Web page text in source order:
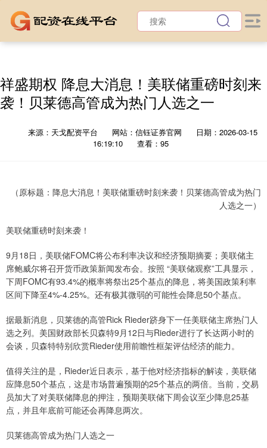
祥盛期权 降息大消息！美联储重磅时刻来
袭！贝莱德高管成为热门人选之一
来源：天戈配资平台 网站：信钰证券官网
日期：2026-03-15
16:19:10
查看：95
（原标题：降息大消息！美联储重磅时刻来袭！贝莱德高管成为热门
人选之一）
美联储重磅时刻来袭！
9月18日，美联储FOMC将公布利率决议和经济预期摘要；美联储主
席鲍威尔将召开货币政策新闻发布会。按照 “美联储观察”工具显示，
下周FOMC有93.4%的概率将祭出25个基点的降息，将美国政策利率
区间下降至4%-4.25%。还有极其微弱的可能性会降息50个基点。
据最新消息，贝莱德的高管Rick Rieder跻身下一任美联储主席热门人
选之列。美国财政部长贝森特9月12日与Rieder进行了长达两小时的
会谈，贝森特特别欣赏Rieder使用前瞻性框架评估经济的能力。
值得关注的是，Rieder近日表示，基于他对经济指标的解读，美联储
应降息50个基点，这是市场普遍预期的25个基点的两倍。当前，交易
员加大了对美联储降息的押注，预期美联储下周会议至少降息25基
点，并且年底前可能还会再降息两次。
贝莱德高管成为热门人选之一